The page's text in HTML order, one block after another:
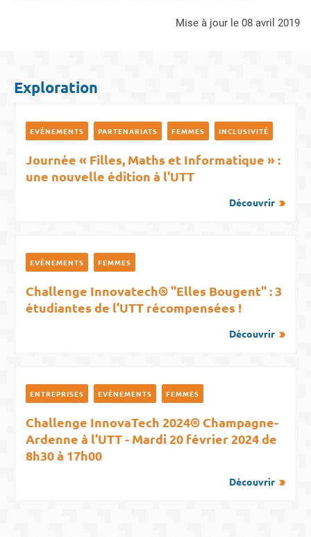
mise à jour le 08 avril 2019
Exploration
EVÉNEMENTS PARTENARIATS FEMMES INCLUSIVITÉ
Journée « Filles, Maths et Informatique » :
une nouvelle édition à l'UTT
Découvrir
EVÉNEMENTS FEMMES
Challenge Innovatech® "Elles Bougent" : 3
étudiantes de l’UTT récompensées !
Découvrir
ENTREPRISES EVÉNEMENTS FEMMES
Challenge InnovaTech 2024® Champagne-
Ardenne à l’UTT - Mardi 20 février 2024 de
8h30 à 17h00
Découvrir